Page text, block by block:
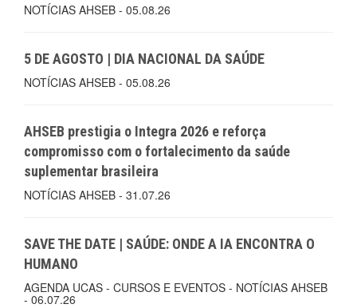
NOTÍCIAS AHSEB - 05.08.26
5 DE AGOSTO | DIA NACIONAL DA SAÚDE
NOTÍCIAS AHSEB - 05.08.26
AHSEB prestigia o Integra 2026 e reforça
compromisso com o fortalecimento da saúde
suplementar brasileira
NOTÍCIAS AHSEB - 31.07.26
SAVE THE DATE | SAÚDE: ONDE A IA ENCONTRA O
HUMANO
AGENDA UCAS - CURSOS E EVENTOS - NOTÍCIAS AHSEB
- 06.07.26